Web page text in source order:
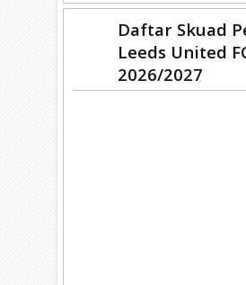
Daftar Skuad
Leeds United
2026/2027